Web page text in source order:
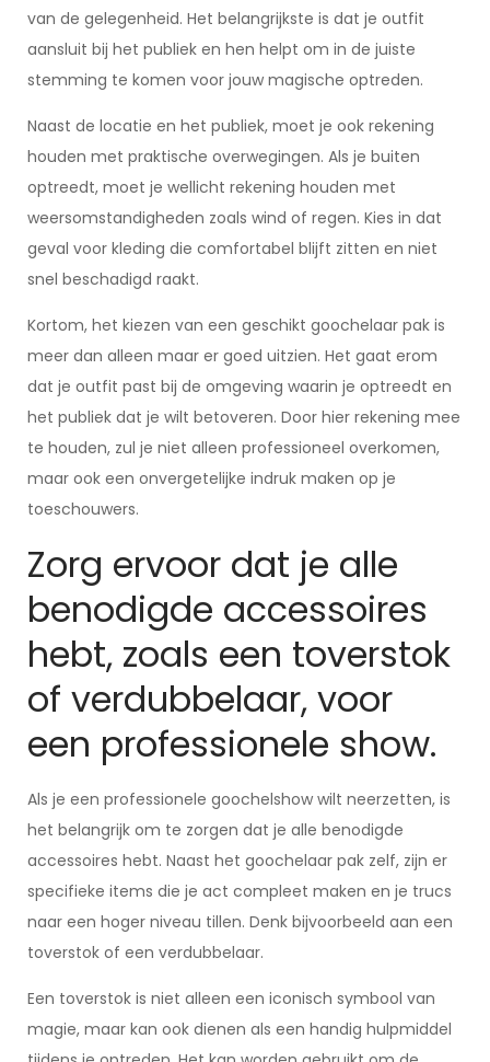
van de gelegenheid. Het belangrijkste is dat je outfit
aansluit bij het publiek en hen helpt om in de juiste
stemming te komen voor jouw magische optreden.
Naast de locatie en het publiek, moet je ook rekening
houden met praktische overwegingen. Als je buiten
optreedt, moet je wellicht rekening houden met
weersomstandigheden zoals wind of regen. Kies in dat
geval voor kleding die comfortabel blijft zitten en niet
snel beschadigd raakt.
Kortom, het kiezen van een geschikt goochelaar pak is
meer dan alleen maar er goed uitzien. Het gaat erom
dat je outfit past bij de omgeving waarin je optreedt en
het publiek dat je wilt betoveren. Door hier rekening mee
te houden, zul je niet alleen professioneel overkomen,
maar ook een onvergetelijke indruk maken op je
toeschouwers.
Zorg ervoor dat je alle
benodigde accessoires
hebt, zoals een toverstok
of verdubbelaar, voor
een professionele show.
Als je een professionele goochelshow wilt neerzetten, is
het belangrijk om te zorgen dat je alle benodigde
accessoires hebt. Naast het goochelaar pak zelf, zijn er
specifieke items die je act compleet maken en je trucs
naar een hoger niveau tillen. Denk bijvoorbeeld aan een
toverstok of een verdubbelaar.
Een toverstok is niet alleen een iconisch symbool van
magie, maar kan ook dienen als een handig hulpmiddel